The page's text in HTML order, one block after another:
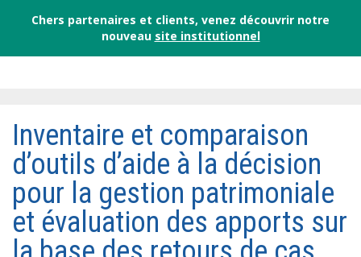
Chers partenaires et clients, venez découvrir notre
nouveau site institutionnel
Inventaire et comparaison
d’outils d’aide à la décision
pour la gestion patrimoniale
et évaluation des apports sur